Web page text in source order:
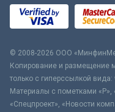
© 2008-2026 ООО
Копирование и размещение
только с гиперссылкой
Материалы с пометками «Р»,
«Спецпроект», «Новости